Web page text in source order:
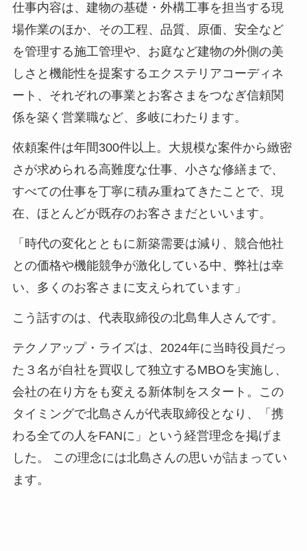
仕事内容は、建物の基礎・外構工事を担当する現
場作業のほか、その工程、品質、原価、安全など
を管理する施工管理や、お庭など建物の外側の美
しさと機能性を提案するエクステリアコーディネ
ート、それぞれの事業とお客さまをつなぎ信頼関
係を築く営業職など、多岐にわたります。
依頼案件は年間300件以上。大規模な案件から緻密
さが求められる高難度な仕事、小さな修繕まで、
すべての仕事を丁寧に積み重ねてきたことで、現
在、ほとんどが既存のお客さまだといいます。
「時代の変化とともに新築需要は減り、競合他社
との価格や機能競争が激化している中、弊社は幸
い、多くのお客さまに支えられています」
こう話すのは、代表取締役の北島隼人さんです。
テクノアップ・ライズは、2024年に当時役員だっ
た３名が自社を買収して独立するMBOを実施し、
会社の在り方をも変える新体制をスタート。この
タイミングで北島さんが代表取締役となり、「携
わる全ての人をFANに」という経営理念を掲げま
した。 この理念には北島さんの思いが詰まってい
ます。